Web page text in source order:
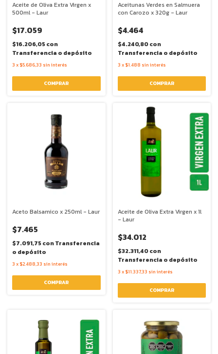
Aceite de Oliva Extra Virgen x
500ml - Laur
$17.059
$16.206,05con
Transferencia o depósito
3 x $5.686,33 sin interés
Aceitunas Verdes en Salmuera
con Carozo x 320g - Laur
$4.464
$4.240,80con
Transferencia o depósito
3 x $1.488 sin interés
Aceto Balsamico x 250ml - Laur
$7.465
$7.091,75conTransferencia
o depósito
3 x $2.488,33 sin interés
Aceite de Oliva Extra Virgen x 1l
- Laur
$34.012
$32.311,40con
Transferencia o depósito
3 x $11.337,33 sin interés